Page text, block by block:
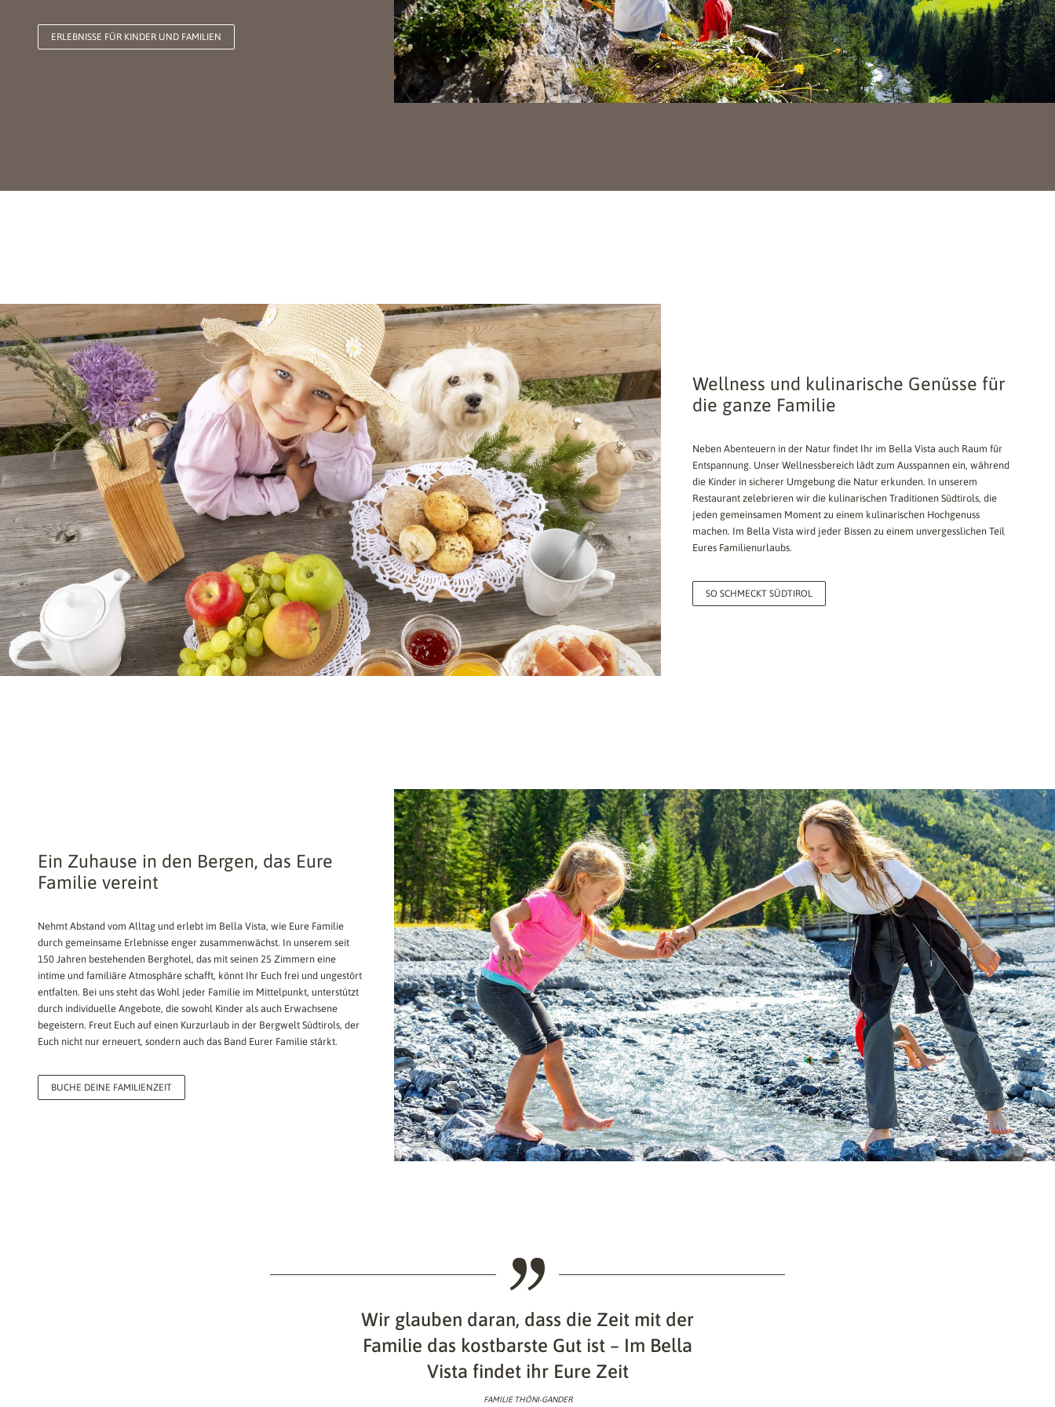
ERLEBNISSE FÜR KINDER UND FAMILIEN
Wellness und kulinarische Genüsse für
die ganze Familie
Neben Abenteuern in der Natur findet Ihr im Bella Vista auch Raum für
Entspannung. Unser Wellnessbereich lädt zum Ausspannen ein, während
die Kinder in sicherer Umgebung die Natur erkunden. In unserem
Restaurant zelebrieren wir die kulinarischen Traditionen Südtirols, die
jeden gemeinsamen Moment zu einem kulinarischen Hochgenuss
machen. Im Bella Vista wird jeder Bissen zu einem unvergesslichen Teil
Eures Familienurlaubs.
SO SCHMECKT SÜDTIROL
Ein Zuhause in den Bergen, das Eure
Familie vereint
Nehmt Abstand vom Alltag und erlebt im Bella Vista, wie Eure Familie
durch gemeinsame Erlebnisse enger zusammenwächst. In unserem seit
150 Jahren bestehenden Berghotel, das mit seinen 25 Zimmern eine
intime und familiäre Atmosphäre schafft, könnt Ihr Euch frei und ungestört
entfalten. Bei uns steht das Wohl jeder Familie im Mittelpunkt, unterstützt
durch individuelle Angebote, die sowohl Kinder als auch Erwachsene
begeistern. Freut Euch auf einen Kurzurlaub in der Bergwelt Südtirols, der
Euch nicht nur erneuert, sondern auch das Band Eurer Familie stärkt.
BUCHE DEINE FAMILIENZEIT
Wir glauben daran, dass die Zeit mit der
Familie das kostbarste Gut ist – Im Bella
Vista findet ihr Eure Zeit
FAMILIE THÖNI-GANDER